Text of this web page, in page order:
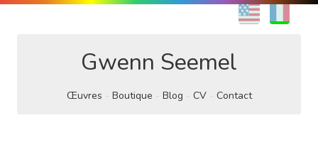
EN
Gwenn Seemel
Œuvres Boutique Blog CV Contact